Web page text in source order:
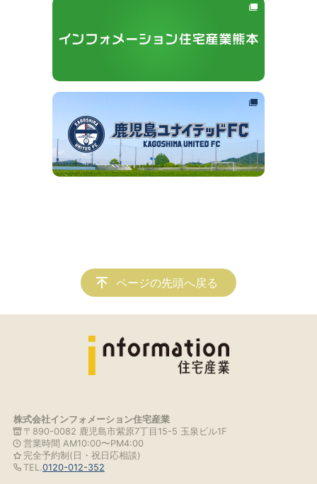
ページの先頭へ戻る
株式会社インフォメーション住宅産業
〒890-0082 鹿児島市紫原7丁目15-5 玉泉ビル1F
営業時間 AM10:00〜PM4:00
完全予約制(日・祝日応相談)
TEL.0120-012-352